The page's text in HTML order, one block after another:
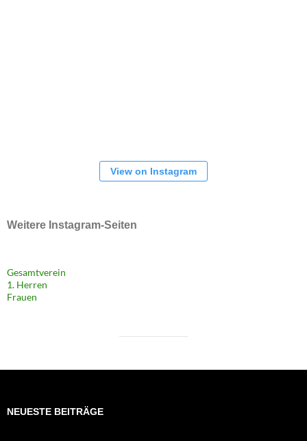
View on Instagram
Weitere Instagram-Seiten
Gesamtverein
1. Herren
Frauen
NEUESTE BEITRÄGE